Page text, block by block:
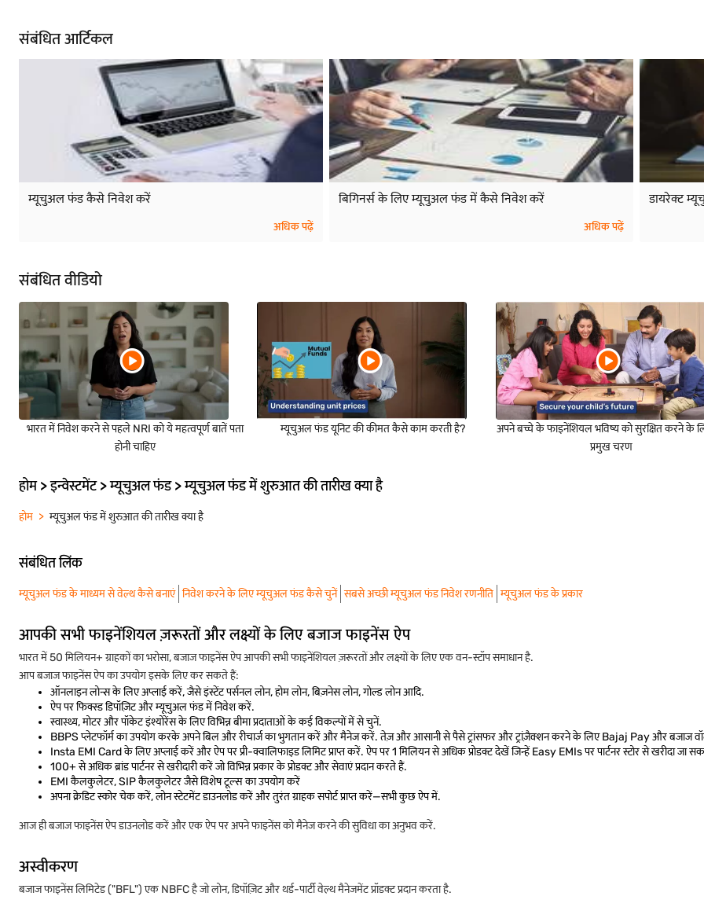
संबंधित आर्टिकल
म्यूचुअल फंड कैसे निवेश करें
अधिक पढ़ें
बिगिनर्स के लिए म्यूचुअल फंड में कैसे निवेश करें
अधिक पढ़ें
डायरेक्ट
संबंधित वीडियो
भारत में निवेश करने से पहले NRI को ये महत्वपूर्ण बातें पता
होनी चाहिए
म्यूचुअल फंड यूनिट की कीमत कैसे काम करती है?
अपने बच्चे के फाइनेंशियल भविष्य को सुरक्षित करने के
प्रमुख चरण
होम > इन्वेस्टमेंट > म्यूचुअल फंड > म्यूचुअल फंड में शुरुआत की तारीख क्या है
होम म्यूचुअल फंड में शुरुआत की तारीख क्या है
संबंधित लिंक
म्यूचुअल फंड के माध्यम से वेल्थ कैसे बनाएं निवेश करने के लिए म्यूचुअल फंड कैसे चुनें सबसे अच्छी म्यूचुअल फंड निवेश रणनीति म्यूचुअल फंड के प्रकार
आपकी सभी फाइनेंशियल ज़रूरतों और लक्ष्यों के लिए बजाज फाइनेंस ऐप
भारत में 50 मिलियन+ ग्राहकों का भरोसा, बजाज फाइनेंस ऐप आपकी सभी फाइनेंशियल ज़रूरतों और लक्ष्यों के लिए एक वन-स्टॉप समाधान है.
आप बजाज फाइनेंस ऐप का उपयोग इसके लिए कर सकते हैं:
ऑनलाइन लोन्स के लिए अप्लाई करें, जैसे इंस्टेंट पर्सनल लोन, होम लोन, बिज़नेस लोन, गोल्ड लोन आदि.
ऐप पर फिक्स्ड डिपॉज़िट और म्यूचुअल फंड में निवेश करें.
स्वास्थ्य, मोटर और पॉकेट इंश्योरेंस के लिए विभिन्न बीमा प्रदाताओं के कई विकल्पों में से चुनें.
BBPS प्लेटफॉर्म का उपयोग करके अपने बिल और रीचार्ज का भुगतान करें और मैनेज करें. तेज़ और आसानी से पैसे ट्रांसफर और ट्रांज़ैक्शन करने के लिए Bajaj Pay और बजाज
Insta EMI Card के लिए अप्लाई करें और ऐप पर प्री-क्वालिफाइड लिमिट प्राप्त करें. ऐप पर 1 मिलियन से अधिक प्रोडक्ट देखें जिन्हें Easy EMIs पर पार्टनर स्टोर से खरीदा जा
100+ से अधिक ब्रांड पार्टनर से खरीदारी करें जो विभिन्न प्रकार के प्रोडक्ट और सेवाएं प्रदान करते हैं.
EMI कैलकुलेटर, SIP कैलकुलेटर जैसे विशेष टूल्स का उपयोग करें
अपना क्रेडिट स्कोर चेक करें, लोन स्टेटमेंट डाउनलोड करें और तुरंत ग्राहक सपोर्ट प्राप्त करें—सभी कुछ ऐप में.
आज ही बजाज फाइनेंस ऐप डाउनलोड करें और एक ऐप पर अपने फाइनेंस को मैनेज करने की सुविधा का अनुभव करें.
अस्वीकरण
बजाज फाइनेंस लिमिटेड ("BFL") एक NBFC है जो लोन, डिपॉज़िट और थर्ड-पार्टी वेल्थ मैनेजमेंट प्रॉडक्ट प्रदान करता है.